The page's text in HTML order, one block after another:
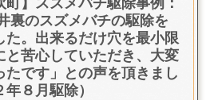
町】スズメバチ駆除事例：
裏のスズメバチの駆除を
。 出来るだけ穴を最小限
と苦心していただき、大変
たです 」との声を頂きまし
８月駆除）